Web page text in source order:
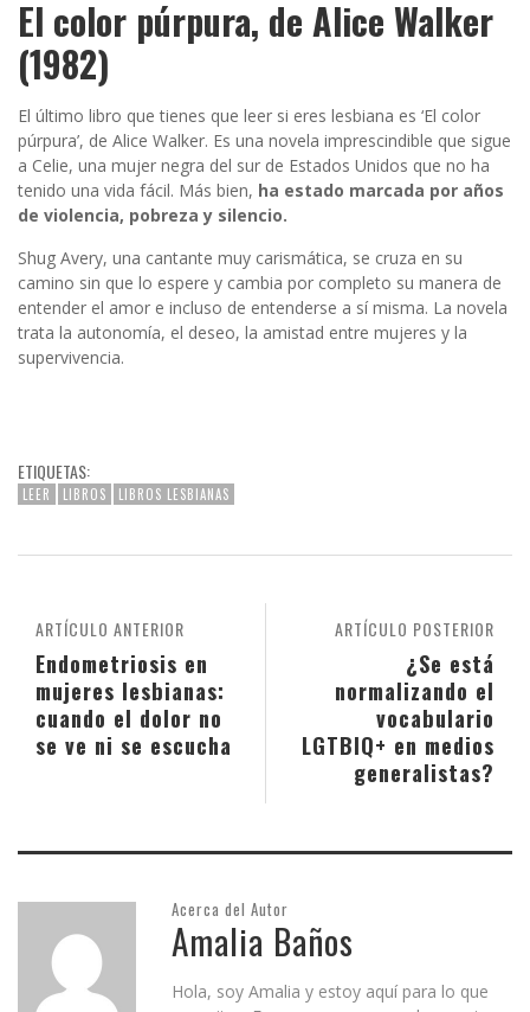
El color púrpura, de Alice Walker
(1982)
El último libro que tienes que leer si eres lesbiana es ‘El color
púrpura’, de Alice Walker. Es una novela imprescindible que sigue
a Celie, una mujer negra del sur de Estados Unidos que no ha
tenido una vida fácil. Más bien, ha estado marcada por años
de violencia, pobreza y silencio.
Shug Avery, una cantante muy carismática, se cruza en su
camino sin que lo espere y cambia por completo su manera de
entender el amor e incluso de entenderse a sí misma. La novela
trata la autonomía, el deseo, la amistad entre mujeres y la
supervivencia.
ETIQUETAS:
LEER LIBROS LIBROS LESBIANAS
ARTÍCULO POSTERIOR
¿Se está
normalizando el
vocabulario
LGTBIQ+ en medios
generalistas?
ARTÍCULO ANTERIOR
Endometriosis en
mujeres lesbianas:
cuando el dolor no
se ve ni se escucha
Acerca del Autor
Amalia Baños
Hola, soy Amalia y estoy aquí para lo que